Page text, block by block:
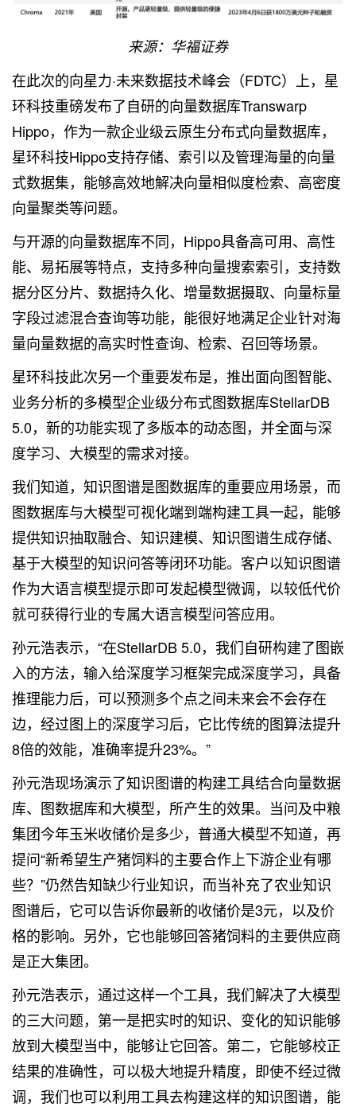
来源：华福证券
在此次的向星力·未来数据技术峰会（FDTC）上，星
环科技重磅发布了自研的向量数据库Transwarp
Hippo，作为一款企业级云原生分布式向量数据库，
星环科技Hippo支持存储、索引以及管理海量的向量
式数据集，能够高效地解决向量相似度检索、高密度
向量聚类等问题。
与开源的向量数据库不同，Hippo具备高可用、高性
能、易拓展等特点，支持多种向量搜索索引，支持数
据分区分片、数据持久化、增量数据摄取、向量标量
字段过滤混合查询等功能，能很好地满足企业针对海
量向量数据的高实时性查询、检索、召回等场景。
星环科技此次另一个重要发布是，推出面向图智能、
业务分析的多模型企业级分布式图数据库StellarDB
5.0，新的功能实现了多版本的动态图，并全面与深
度学习、大模型的需求对接。
我们知道，知识图谱是图数据库的重要应用场景，而
图数据库与大模型可视化端到端构建工具一起，能够
提供知识抽取融合、知识建模、知识图谱生成存储、
基于大模型的知识问答等闭环功能。客户以知识图谱
作为大语言模型提示即可发起模型微调，以较低代价
就可获得行业的专属大语言模型问答应用。
孙元浩表示，“在StellarDB 5.0，我们自研构建了图嵌
入的方法，输入给深度学习框架完成深度学习，具备
推理能力后，可以预测多个点之间未来会不会存在
边，经过图上的深度学习后，它比传统的图算法提升
8倍的效能，准确率提升23%。”
孙元浩现场演示了知识图谱的构建工具结合向量数据
库、图数据库和大模型，所产生的效果。当问及中粮
集团今年玉米收储价是多少，普通大模型不知道，再
提问“新希望生产猪饲料的主要合作上下游企业有哪
些？”仍然告知缺少行业知识，而当补充了农业知识
图谱后，它可以告诉你最新的收储价是3元，以及价
格的影响。另外，它也能够回答猪饲料的主要供应商
是正大集团。
孙元浩表示，通过这样一个工具，我们解决了大模型
的三大问题，第一是把实时的知识、变化的知识能够
放到大模型当中，能够让它回答。第二，它能够校正
结果的准确性，可以极大地提升精度，即使不经过微
调，我们也可以利用工具去构建这样的知识图谱，能